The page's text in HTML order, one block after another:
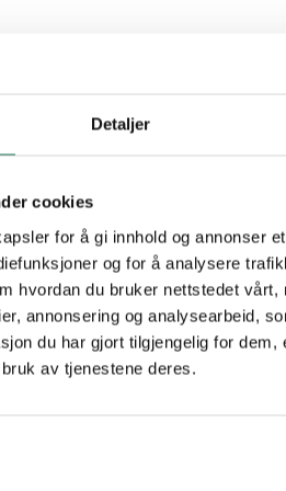
Detaljer
cookies
for å gi innhold og annonser
og for å analysere
hvordan du bruker nettstedet vårt,
annonsering og analysearbeid,
du har gjort tilgjengelig for dem,
av tjenestene deres.